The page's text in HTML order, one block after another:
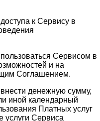
к Сервису в
Сервисом в
и на
Соглашением.
денежную сумму,
иной календарный
Платных услуг
Сервиса